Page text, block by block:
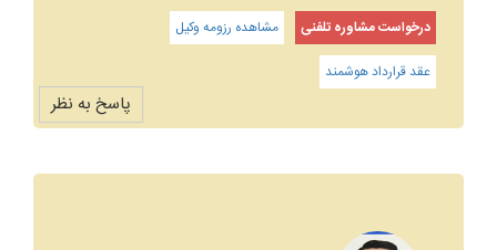
درخواست مشاوره تلفنی
مشاهده رزومه وکیل
عقد قرارداد هوشمند
پاسخ به نظر